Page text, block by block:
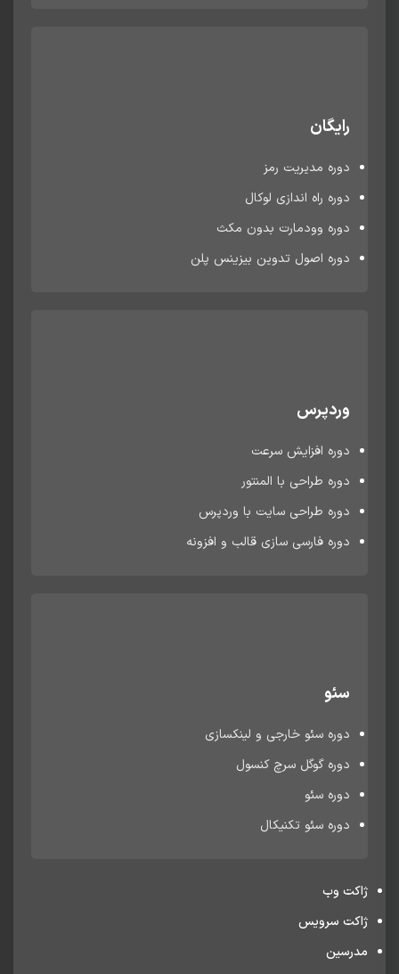
رایگان
دوره مدیریت رمز
دوره راه اندازی لوکال
دوره وودمارت بدون مکث
دوره اصول تدوین بیزینس پلن
وردپرس
دوره افزایش سرعت
دوره طراحی با المنتور
دوره طراحی سایت با وردپرس
دوره فارسی سازی قالب و افزونه
سئو
دوره سئو خارجی و لینکسازی
دوره گوگل سرچ کنسول
دوره سئو
دوره سئو تکنیکال
ژاکت وب
ژاکت سرویس
مدرسین